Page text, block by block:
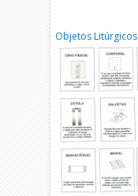
Objetos Litúrgicos